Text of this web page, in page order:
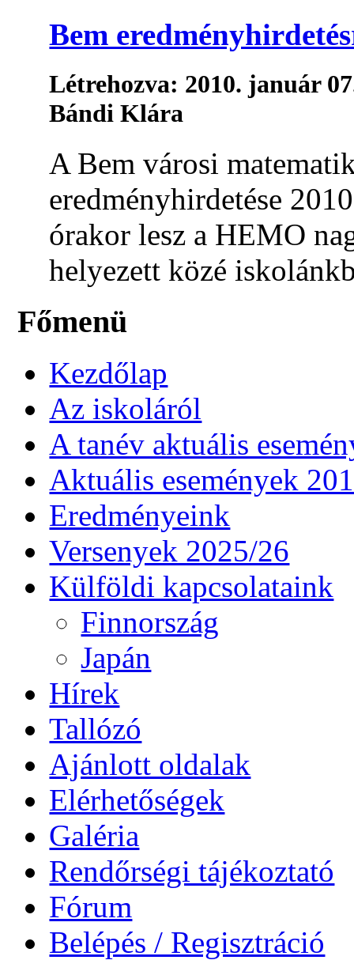
Bem
Létrehozva: 2010. január
Bándi Klára
A Bem városi
eredményhirdetése
órakor lesz a HEMO
helyezett közé
Főmenü
Kezdőlap
Az iskoláról
A tanév aktuális
Aktuális események
Eredményeink
Versenyek 2025/26
Külföldi kapcsolataink
Finnország
Japán
Hírek
Tallózó
Ajánlott oldalak
Elérhetőségek
Galéria
Rendőrségi tájékoztató
Fórum
Belépés / Regisztráció